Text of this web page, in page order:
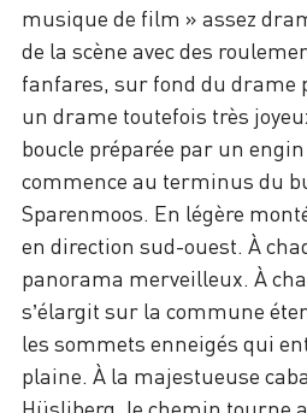
musique de film » assez
de la scène avec des
fanfares, sur fond du drame
un drame toutefois très
boucle préparée par un
commence au terminus du
Sparenmoos. En légère
en direction sud-ouest. À
panorama merveilleux. À
s’élargit sur la commune
les sommets enneigés qui
plaine. À la majestueuse